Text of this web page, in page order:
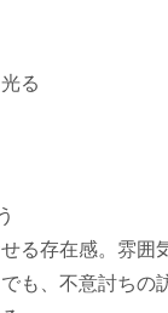
る
る存在感。雰囲
も、不意討ちの